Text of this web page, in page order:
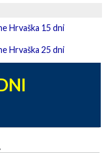
Hrvaška 15 dni
Hrvaška 25 dni
,